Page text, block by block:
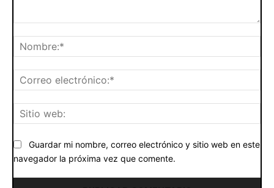
Guardar mi nombre, correo electrónico y sitio web en este
navegador la próxima vez que comente.